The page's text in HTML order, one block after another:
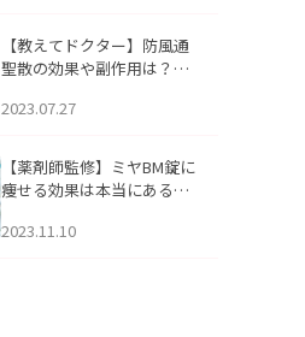
【教えてドクター】防風通
聖散の効果や副作用は？長
2023.07.27
【薬剤師監修】ミヤBM錠に
痩せる効果は本当にある
2023.11.10